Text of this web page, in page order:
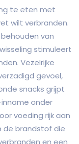
te eten met
wilt verbranden.
van
stimuleert
Vezelrijke
gevoel,
snacks grijpt
onder
voeding rijk aan
de brandstof die
en een